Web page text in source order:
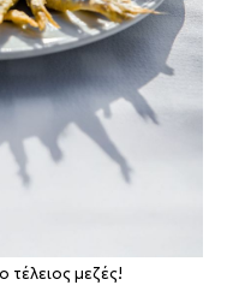
τέλειος μεζές!